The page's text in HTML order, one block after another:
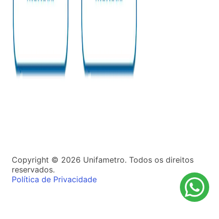
Copyright © 2026 Unifametro. Todos os direitos
reservados.
Política de Privacidade